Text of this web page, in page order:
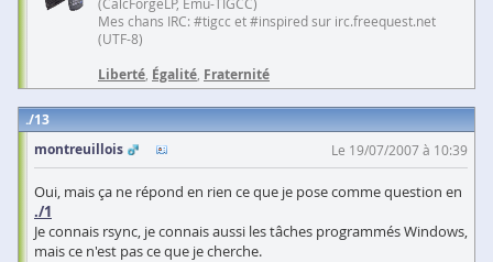
Mes chans IRC: #tigcc et #inspired sur irc.freequest.net
(UTF-8)
Liberté Égalité Fraternité
13
montreuillois
Le 19/07/2007 à 10:39
Oui, mais ça ne répond en rien ce que je pose comme question en
./1
Je connais rsync, je connais aussi les tâches programmés Windows,
mais ce n'est pas ce que je cherche.